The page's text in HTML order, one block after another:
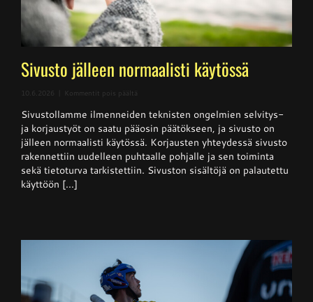
Sivusto jälleen normaalisti käytössä
10.6.2026 Kommentit pois päältä
jälleen
normaalisti
käytössä
Sivustollamme ilmenneiden teknisten ongelmien selvitys-
ja korjaustyöt on saatu pääosin päätökseen, ja sivusto on
jälleen normaalisti käytössä. Korjausten yhteydessä sivusto
rakennettiin uudelleen puhtaalle pohjalle ja sen toiminta
sekä tietoturva tarkistettiin. Sivuston sisältöjä on palautettu
käyttöön [...]